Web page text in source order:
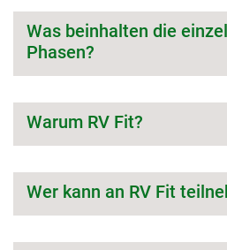
Was beinhalten die
Phasen?
Warum RV Fit?
Wer kann an RV Fit